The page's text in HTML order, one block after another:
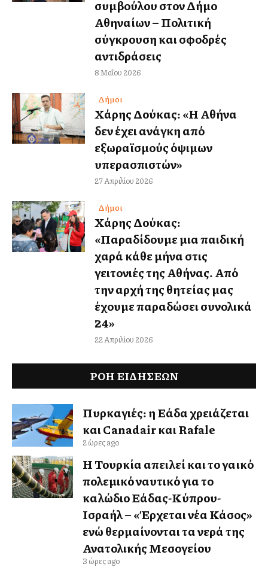
συμβούλου στον Δήμο
Αθηναίων – Πολιτική
σύγκρουση και σφοδρές
αντιδράσεις
8 Μαΐου 2026
Δήμοι
Χάρης Δούκας: «Η Αθήνα
δεν έχει ανάγκη από
εξωραϊσμούς όψιμων
υπερασπιστών»
27 Απριλίου 2026
Δήμοι
Χάρης Δούκας:
«Παραδίδουμε μια παιδική
χαρά κάθε μήνα στις
γειτονιές της Αθήνας. Από
την αρχή της θητείας μας
έχουμε παραδώσει συνολικά
24»
22 Απριλίου 2026
ΡΟΗ ΕΙΔΉΣΕΩΝ
Πυρκαγιές: η Ελλάδα χρειάζεται
και Canadair και Rafale
2 ώρες ago
Η Τουρκία απειλεί και το γαλλικό
πολεμικό ναυτικό για το
καλώδιο Ελλάδας-Κύπρου-
Ισραήλ – «Έρχεται νέα Κάσος»
ενώ θερμαίνονται τα νερά της
Ανατολικής Μεσογείου
3 ώρες ago